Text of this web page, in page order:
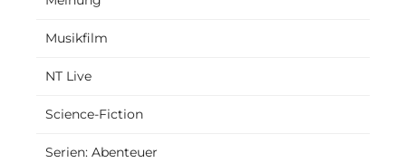
Musikfilm
NT Live
Science-Fiction
Serien: Abenteuer